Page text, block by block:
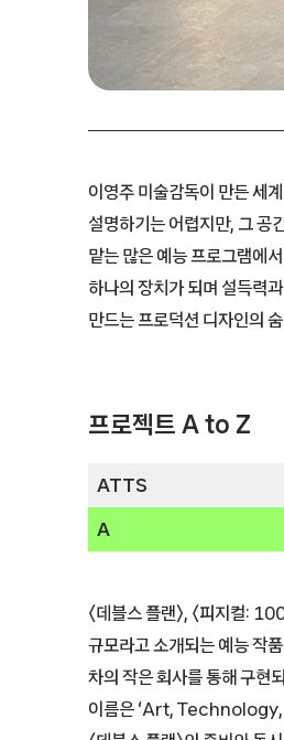
이영주 미술감독이 만든 세
설명하기는 어렵지만, 그 공
맡는 많은 예능 프로그램에
하나의 장치가 되며 설득력
만드는 프로덕션 디자인의
프로젝트 A to Z
ATTS
A
〈데블스 플랜〉, 〈피지컬:
규모라고 소개되는 예능 작
차의 작은 회사를 통해 구현
이름은 ‘Art, Technology,